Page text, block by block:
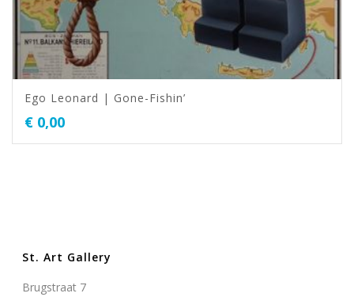
Ego Leonard | Gone-Fishin’
€ 0,00
St. Art Gallery
Brugstraat 7